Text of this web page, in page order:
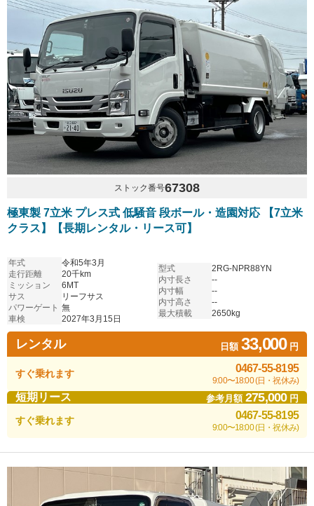
ストック番号67308
極東製 7立米 プレス式 低騒音 段ボール・造園対応 【7立米
クラス】【長期レンタル・リース可】
年式
令和5年3月
走行距離
20千km
ミッション
6MT
サス
リーフサス
パワーゲート 無
車検
2027年3月15日
型式
2RG-NPR88YN
内寸長さ
--
内寸幅
--
内寸高さ
--
最大積載
2650kg
レンタル 日額33,000円
すぐ乗れます 0467-55-8195
9:00〜18:00 (日・祝休み)
短期リース 参考月額275,000円
すぐ乗れます 0467-55-8195
9:00〜18:00 (日・祝休み)